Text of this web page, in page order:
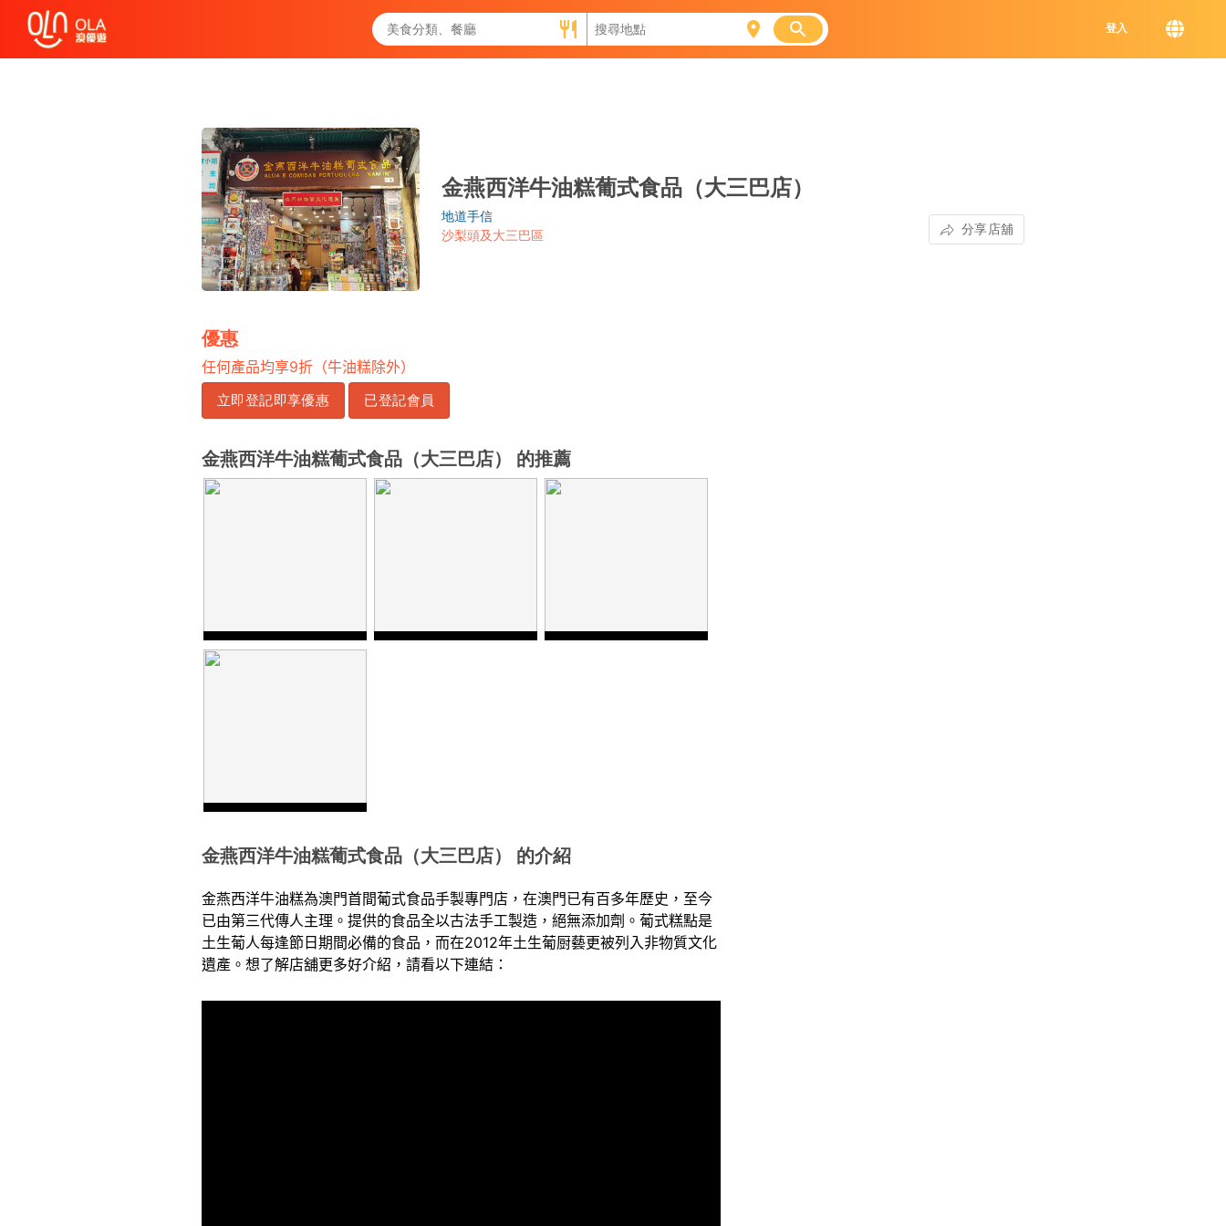
登入
查看`我的優惠記錄`
金燕西洋牛油糕葡式食品（大三巴店）
地道手信
沙梨頭及大三巴區
分享店舖
優惠
任何產品均享9折（牛油糕除外）
立即登記即享優惠 已登記會員
金燕西洋牛油糕葡式食品（大三巴店） 的推薦
金燕西洋牛油糕葡式食品（大三巴店） 的介紹
金燕西洋牛油糕為澳門首間葡式食品手製專門店，在澳門已有百多年歷史，至今
已由第三代傳人主理。提供的食品全以古法手工製造，絕無添加劑。葡式糕點是
土生葡人每逢節日期間必備的食品，而在2012年土生葡厨藝更被列入非物質文化
遺產。想了解店舖更多好介紹，請看以下連結：